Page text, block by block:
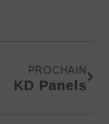
PROCHAIN
KD Panels